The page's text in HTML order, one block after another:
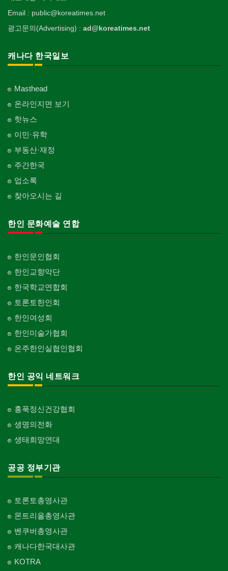
Email : public@koreatimes.net
광고문의(Advertising) : ad@koreatimes.net
캐나다 한국일보
Masthead
온라인지면 보기
핫뉴스
이민·유학
부동산·재정
주간한국
업소록
찾아오시는 길
한인 문화예술 연합
한인문인협회
한인교향악단
한국학교연합회
토론토한인회
한인여성회
한인미술가협회
온주한인실협인협회
한인 공익 네트워크
홍푹정신건강협회
생명의전화
생태희망연대
공공 정부기관
토론토총영사관
몬트리올총영사관
벤쿠버총영사관
캐나다한국대사관
KOTRA